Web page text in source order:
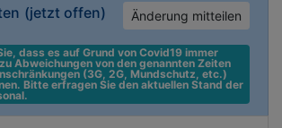
(jetzt offen) Änderung mitteilen
dass es auf Grund von Covid19 immer
Abweichungen von den genannten Zeiten
(3G, 2G, Mundschutz, etc.)
Bitte erfragen Sie den aktuellen Stand der